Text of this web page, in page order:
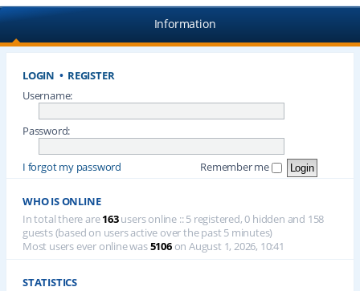
Information
LOGIN • REGISTER
Username:
Password:
I forgot my password Remember me
WHO IS ONLINE
In total there are163users online :: 5 registered, 0 hidden and 158
guests (based on users active over the past 5 minutes)
Most users ever online was5106on August 1, 2026, 10:41
STATISTICS